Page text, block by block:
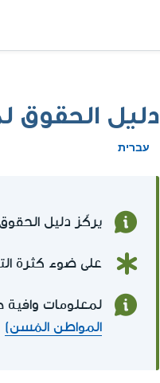
دليل
עברית
يركّز دليل
على ضوء كثرة
لمعلومات وافية
المواطن المُسن)